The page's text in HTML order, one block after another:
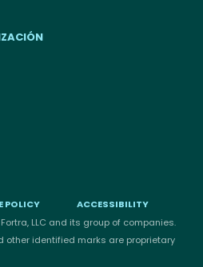
POLICY
ACCESSIBILITY
LLC and its group of companies.
other identified marks are proprietary